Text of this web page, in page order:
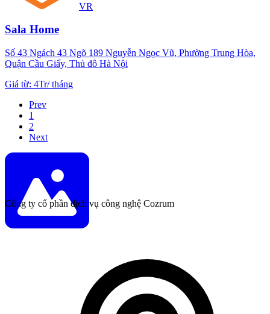
VR
Sala Home
Số 43 Ngách 43 Ngõ 189 Nguyễn Ngọc Vũ, Phường Trung Hòa,
Quận Cầu Giấy, Thủ đô Hà Nội
Giá từ: 4Tr/tháng
Prev
1
2
Next
Công ty cổ phần dịch vụ công nghệ Cozrum